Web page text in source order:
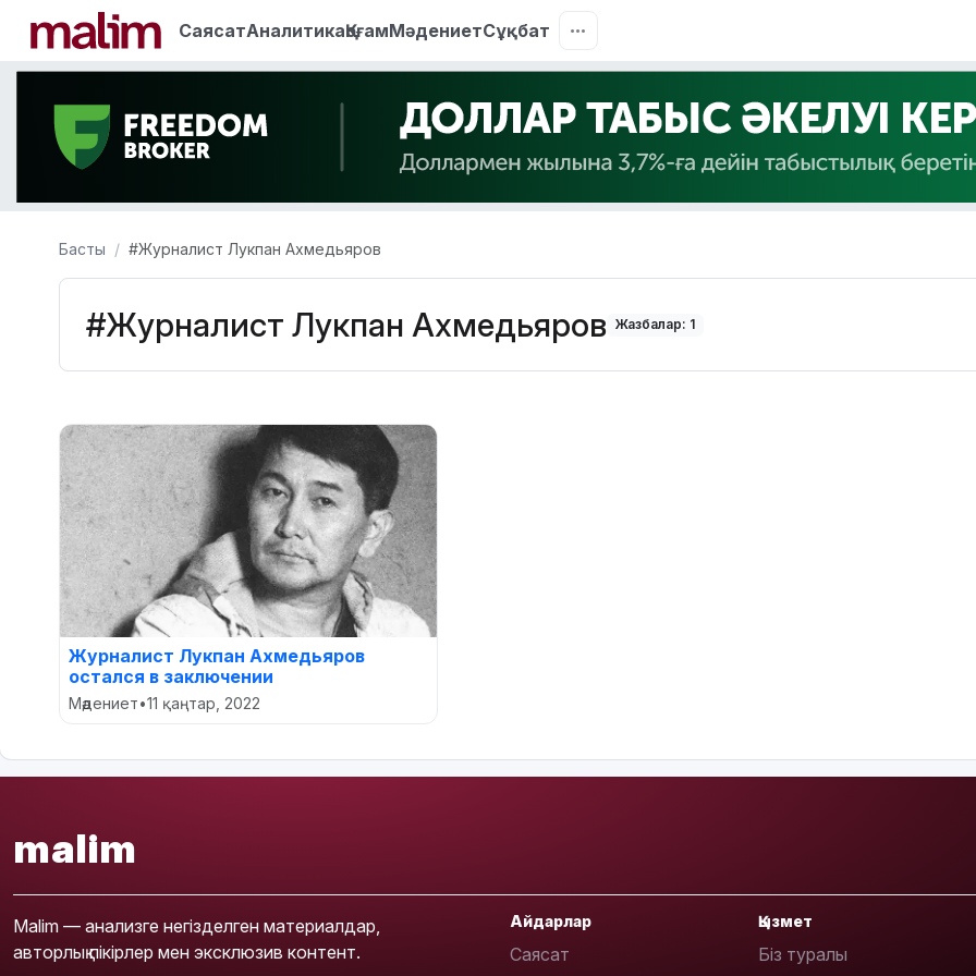
СаясатАналитикаҚоғамМәдениетСұқбат
Басты #Журналист Лукпан Ахмедьяров
#Журналист Лукпан Ахмедьяров Жазбалар: 1
Журналист Лукпан Ахмедьяров
остался в заключении
Мәдениет•11 қаңтар, 2022
malim
Malim — анализге негізделген материалдар,
авторлық пікірлер мен эксклюзив контент.
Айдарлар
Саясат
Қызмет
Біз туралы